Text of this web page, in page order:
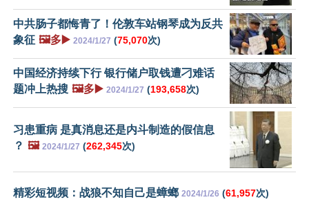
中共肠子都悔青了！伦敦车站钢琴成为反共
象征 🖼️多▶️ 2024/1/27 (75,070次)
中国经济持续下行 银行储户取钱遭刁难话
题冲上热搜 🖼️多▶️ 2024/1/27 (193,658次)
习患重病 是真消息还是内斗制造的假信息
？ 🖼️ 2024/1/27 (262,345次)
精彩短视频：战狼不知自己是蟑螂 2024/1/26 (61,957次)